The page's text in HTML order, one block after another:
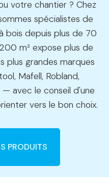
votre chantier ? Chez
spécialistes de
bois depuis plus de 70
m² expose plus de
plus grandes marques
Mafell, Robland,
avec le conseil d'une
vers le bon choix.
PRODUITS